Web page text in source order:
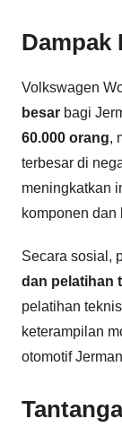
Dampak
Volkswagen
besar bagi
60.000 orang,
terbesar di
meningkatkan
komponen dan
Secara sosial,
dan pelatihan
pelatihan
keterampilan
otomotif